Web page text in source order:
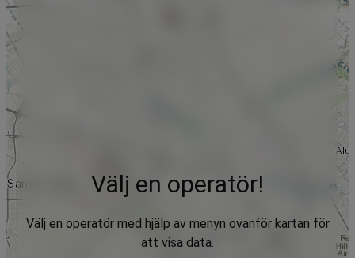
Välj en operatör!
Välj en operatör med hjälp av menyn ovanför kartan för
att visa data.